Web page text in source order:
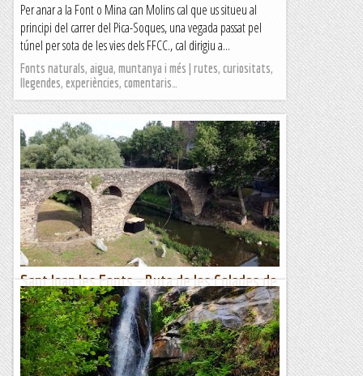
Per anar a la Font o Mina can Molins cal que us situeu al
principi del carrer del Pica-Soques, una vegada passat pel
túnel per sota de les vies dels FFCC., cal dirigiu a...
Fonts naturals, aigua, muntanya i més | rutes, curiositats,
llegendes, experiències, comentaris…
Sant Joan les Fonts - Ruta de les Colades de
Lava - Salt del Molí Fondo (368 m)
Dijous 22 de juny de 2023Hora de sortida: ¾ de set del matí.
Ubicació: Comarca de la Garrotxa. Temps aproximat: 3 h (7,3
km) Desnivell: 121 m...